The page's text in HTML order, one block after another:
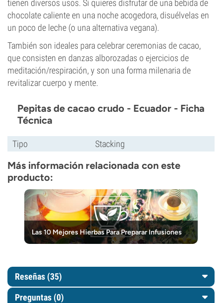
tienen diversos usos. Si quieres disfrutar de una bebida de
chocolate caliente en una noche acogedora, disuélvelas en
un poco de leche (o una alternativa vegana).
También son ideales para celebrar ceremonias de cacao,
que consisten en danzas alborozadas o ejercicios de
meditación/respiración, y son una forma milenaria de
revitalizar cuerpo y mente.
Pepitas de cacao crudo - Ecuador - Ficha
Técnica
Tipo Stacking
Más información relacionada con este
producto:
Las 10 Mejores Hierbas Para Preparar Infusiones
Reseñas (35)
Preguntas (0)